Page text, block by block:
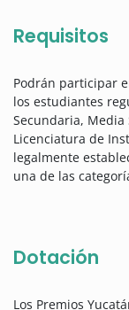
Requisitos
Podrán participar
los estudiantes
Secundaria,
Licenciatura de
legalmente
una de las
Dotación
Los Premios